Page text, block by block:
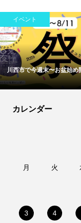
イベント
川西市で今週末〜お盆始め
カレンダー
月 火
3 4